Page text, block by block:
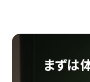
まずは